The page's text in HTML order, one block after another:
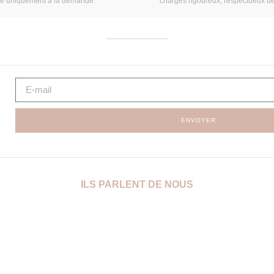
ENVOYER
ILS PARLENT DE NOUS